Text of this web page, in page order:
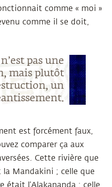
comme « moi »
comme il se doit,
pas une
mais plutôt
un
est forcément faux,
comparer ça aux
Cette rivière que
Mandakini ; celle que
était l’Alakananda ; celle